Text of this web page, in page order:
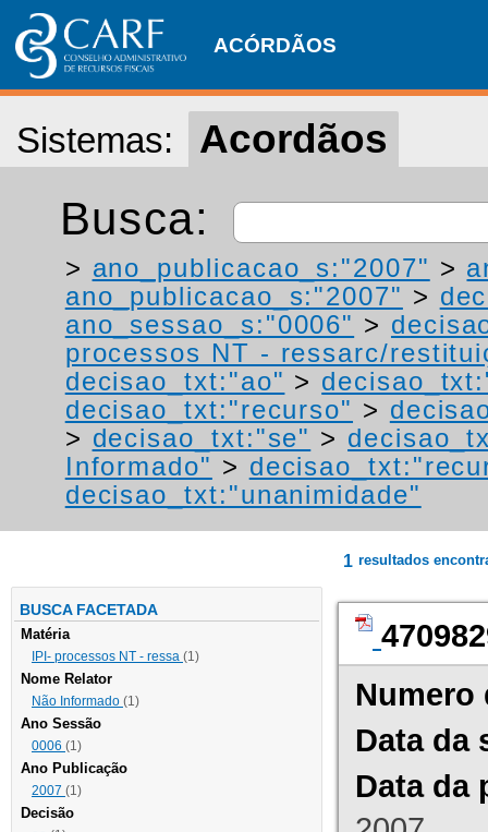
ACÓRDÃOS
Sistemas: Acordãos
Busca:
> ano_publicacao_s:"2007" >
ano_publicacao_s:"2007" >
ano_sessao_s:"0006" >
processos NT - ressarc/
decisao_txt:"ao" >
decisao_txt:"recurso" >
> decisao_txt:"se" >
Informado" >
decisao_txt:"unanimidade"
BUSCA FACETADA
Matéria
IPI- processos NT - ressa (1)
Nome Relator
Não Informado (1)
Ano Sessão
0006 (1)
Ano Publicação
2007 (1)
Decisão
1 resultados
Numero
Data da
Data da